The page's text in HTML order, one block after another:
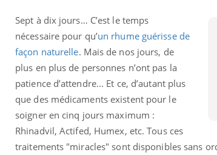
Sept à dix jours… C’est le temps
nécessaire pour qu’un rhume guérisse de
façon naturelle. Mais de nos jours, de
plus en plus de personnes n’ont pas la
patience d’attendre... Et ce, d’autant plus
que des médicaments existent pour le
soigner en cinq jours maximum :
Rhinadvil, Actifed, Humex, etc. Tous ces
traitements "miracles" sont disponibles sans
Comment oublier les
écrans en vacances ?
Toujours connectés :
comment le travail
empiète de plus en plus
sur nos soirées